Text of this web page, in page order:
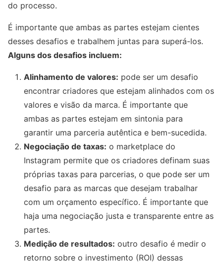
do processo.
É importante que ambas as partes estejam cientes
desses desafios e trabalhem juntas para superá-los.
Alguns dos desafios incluem:
Alinhamento de valores: pode ser um desafio
encontrar criadores que estejam alinhados com os
valores e visão da marca. É importante que
ambas as partes estejam em sintonia para
garantir uma parceria autêntica e bem-sucedida.
Negociação de taxas: o marketplace do
Instagram permite que os criadores definam suas
próprias taxas para parcerias, o que pode ser um
desafio para as marcas que desejam trabalhar
com um orçamento específico. É importante que
haja uma negociação justa e transparente entre as
partes.
Medição de resultados: outro desafio é medir o
retorno sobre o investimento (ROI) dessas